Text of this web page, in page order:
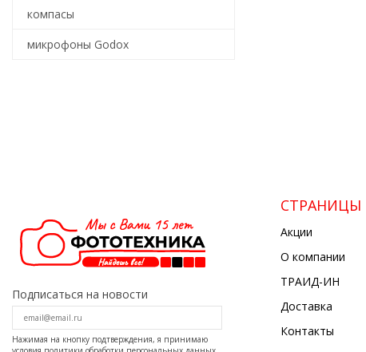
компасы
микрофоны Godox
Подписаться на новости
Нажимая на кнопку подтверждения, я принимаю
СТРАНИЦЫ
Акции
О компании
ТРАИД-ИН
Доставка
Контакты